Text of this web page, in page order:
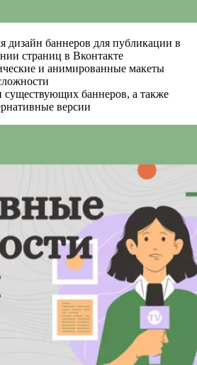
дизайн баннеров для публикации в
страниц в Вконтакте
и анимированные макеты
существующих баннеров, а также
версии